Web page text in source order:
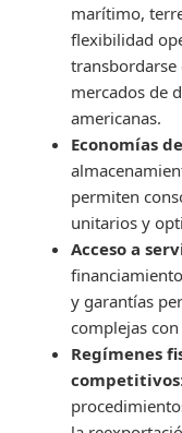
marítimo,
flexibilidad
transbordarse
mercados de
americanas.
Economías
permiten
unitarios y
Acceso a
y garantías
complejas
Regímenes
competitivos